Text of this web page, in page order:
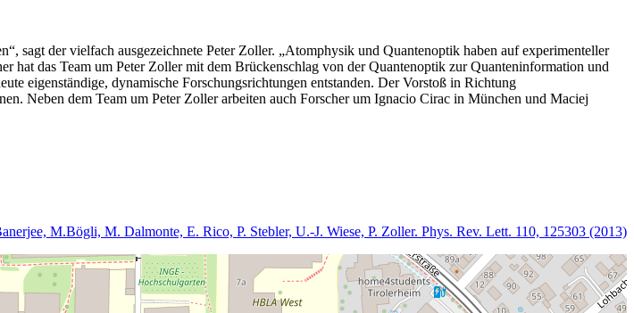
sagt der vielfach ausgezeichnete Peter Zoller. „Atomphysik und Quantenoptik haben auf experimenteller
hat das Team um Peter Zoller mit dem Brückenschlag von der Quantenoptik zur Quanteninformation und
eigenständige, dynamische Forschungsrichtungen entstanden. Der Vorstoß in Richtung
Neben dem Team um Peter Zoller arbeiten auch Forscher um Ignacio Cirac in München und Maciej
M.Bögli, M. Dalmonte, E. Rico, P. Stebler, U.-J. Wiese, P. Zoller. Phys. Rev. Lett. 110, 125303 (2013)